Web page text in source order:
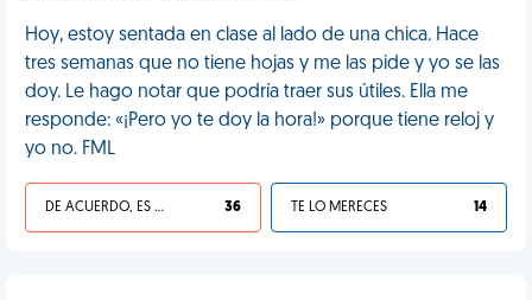
Hoy, estoy sentada en clase al lado de una chica. Hace
tres semanas que no tiene hojas y me las pide y yo se las
doy. Le hago notar que podría traer sus útiles. Ella me
responde: «¡Pero yo te doy la hora!» porque tiene reloj y
yo no. FML
DE ACUERDO, ES UNA VIDA HP 36 TE LO MERECES 14